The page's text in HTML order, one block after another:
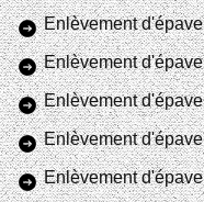
Enlèvement
Enlèvement
Enlèvement
Enlèvement
Enlèvement